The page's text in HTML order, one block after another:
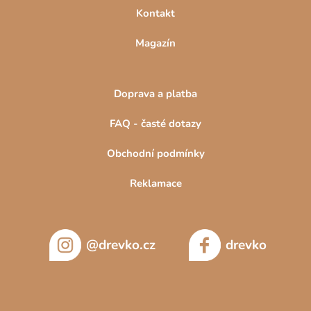
Kontakt
Magazín
Doprava a platba
FAQ - časté dotazy
Obchodní podmínky
Reklamace
@drevko.cz drevko